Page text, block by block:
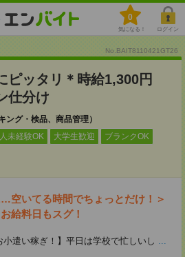
0
気になる！ ログイン
No.BAIT8110421GT26
ピッタリ＊時給1,300円
仕分け
ング・検品、商品管理）
未経験OK 大学生歓迎 ブランクOK
空いてる時間でちょっとだけ！＞
給料日もスグ！
小遣い稼ぎ！】平日は学校で忙しいし ...